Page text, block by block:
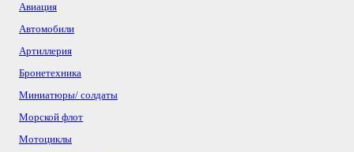
Авиация
Автомобили
Артиллерия
Бронетехника
Миниатюры/ солдаты
Морской флот
Мотоциклы